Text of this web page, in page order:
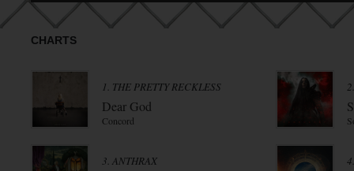
CHARTS
1. THE PRETTY RECKLESS
Dear God
Concord
3. ANTHRAX